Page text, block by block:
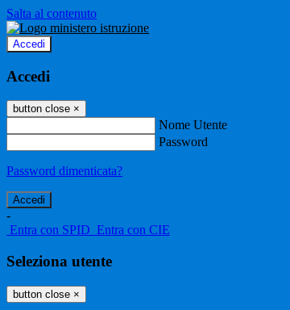
Salta al contenuto
Accedi
Accedi
button close ×
Nome Utente
Password
Password dimenticata?
-
Entra con SPID Entra con CIE
Seleziona utente
button close ×